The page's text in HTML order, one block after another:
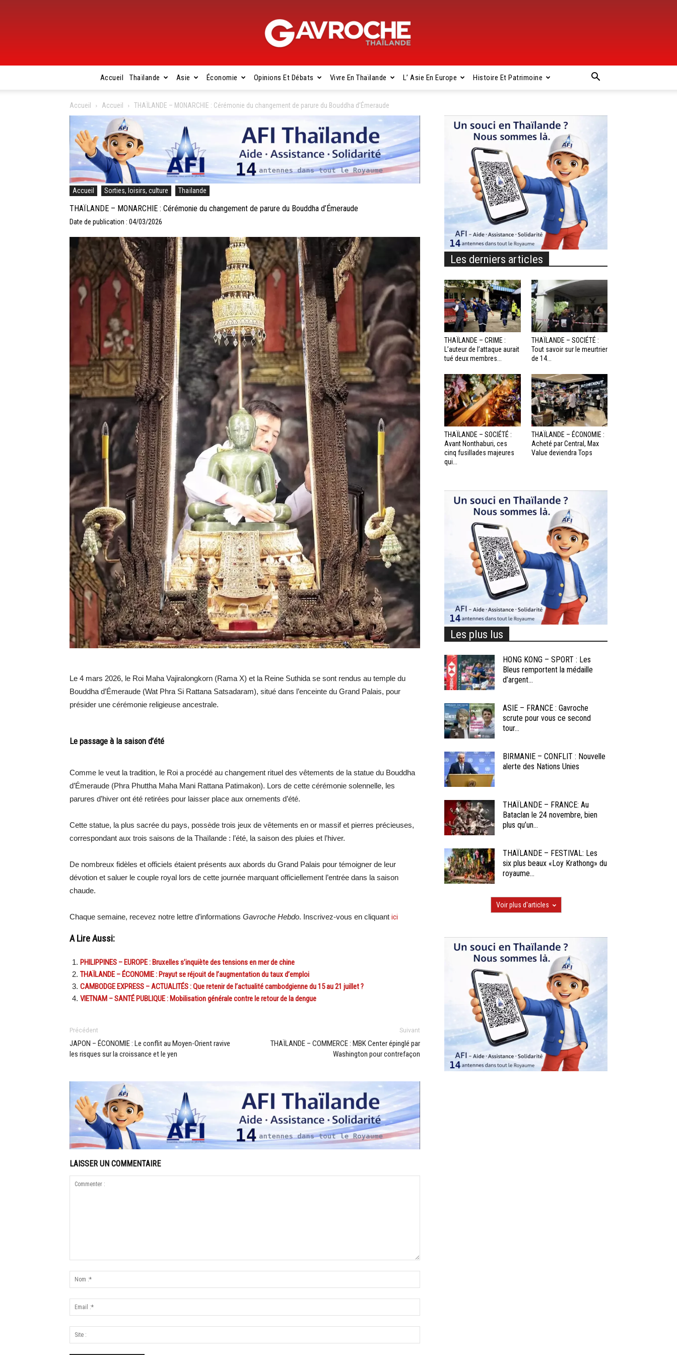
Gavroche
Thaïlande
Accueil Thaïlande Asie Économie Opinions Et Débats Vivre En Thaïlande L’ Asie En Europe Histoire Et Patrimoine
Accueil Accueil THAÏLANDE – MONARCHIE : Cérémonie du changement de parure du Bouddha d’Émeraude
Accueil Sorties, loisirs, culture Thaïlande
THAÏLANDE – MONARCHIE : Cérémonie du changement de parure du Bouddha d’Émeraude
Date de publication : 04/03/2026
Le 4 mars 2026, le Roi Maha Vajiralongkorn (Rama X) et la Reine Suthida se sont rendus au temple du
Bouddha d’Émeraude (Wat Phra Si Rattana Satsadaram), situé dans l’enceinte du Grand Palais, pour
présider une cérémonie religieuse ancestrale.
Le passage à la saison d’été
Comme le veut la tradition, le Roi a procédé au changement rituel des vêtements de la statue du Bouddha
d’Émeraude (Phra Phuttha Maha Mani Rattana Patimakon). Lors de cette cérémonie solennelle, les
parures d’hiver ont été retirées pour laisser place aux ornements d’été.
Cette statue, la plus sacrée du pays, possède trois jeux de vêtements en or massif et pierres précieuses,
correspondant aux trois saisons de la Thaïlande : l’été, la saison des pluies et l’hiver.
De nombreux fidèles et officiels étaient présents aux abords du Grand Palais pour témoigner de leur
dévotion et saluer le couple royal lors de cette journée marquant officiellement l’entrée dans la saison
chaude.
Chaque semaine, recevez notre lettre d’informations Gavroche Hebdo. Inscrivez-vous en cliquant ici
A Lire Aussi:
PHILIPPINES – EUROPE : Bruxelles s’inquiète des tensions en mer de chine
THAÏLANDE – ÉCONOMIE : Prayut se réjouit de l’augmentation du taux d’emploi
CAMBODGE EXPRESS – ACTUALITÉS : Que retenir de l’actualité cambodgienne du 15 au 21 juillet ?
VIETNAM – SANTÉ PUBLIQUE : Mobilisation générale contre le retour de la dengue
Précédent
JAPON – ÉCONOMIE : Le conflit au Moyen-Orient ravive
les risques sur la croissance et le yen
Suivant
THAÏLANDE – COMMERCE : MBK Center épinglé par
Washington pour contrefaçon
LAISSER UN COMMENTAIRE
Les derniers articles
THAÏLANDE – CRIME :
L’auteur de l’attaque aurait
tué deux membres...
THAÏLANDE – SOCIÉTÉ :
Tout savoir sur le meurtrier
de 14...
THAÏLANDE – SOCIÉTÉ :
Avant Nonthaburi, ces
cinq fusillades majeures
qui...
THAÏLANDE – ÉCONOMIE :
Acheté par Central, Max
Value deviendra Tops
Les plus lus
HONG KONG – SPORT : Les
Bleus remportent la médaille
d’argent...
ASIE – FRANCE : Gavroche
scrute pour vous ce second
tour...
BIRMANIE – CONFLIT : Nouvelle
alerte des Nations Unies
THAÏLANDE – FRANCE: Au
Bataclan le 24 novembre, bien
plus qu’un...
THAÏLANDE – FESTIVAL: Les
six plus beaux «Loy Krathong» du
royaume...
Voir plus d'articles